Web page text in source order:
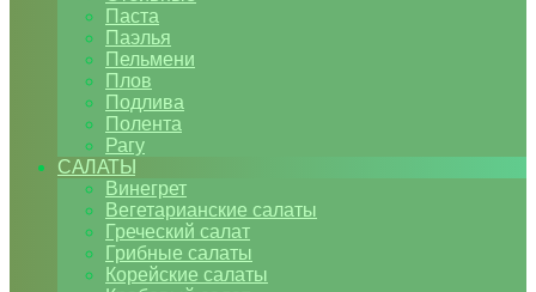
Паста
Паэлья
Пельмени
Плов
Подлива
Полента
Рагу
САЛАТЫ
Винегрет
Вегетарианские салаты
Греческий салат
Грибные салаты
Корейские салаты